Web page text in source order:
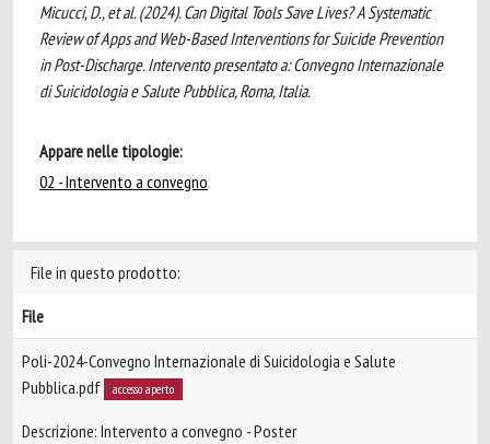
Micucci, D., et al. (2024). Can Digital Tools Save Lives? A Systematic
Review of Apps and Web-Based Interventions for Suicide Prevention
in Post-Discharge. Intervento presentato a: Convegno Internazionale
di Suicidologia e Salute Pubblica, Roma, Italia.
Appare nelle tipologie:
02 - Intervento a convegno
File in questo prodotto:
File
Poli-2024-Convegno Internazionale di Suicidologia e Salute
Pubblica.pdf
accesso aperto
Descrizione: Intervento a convegno - Poster